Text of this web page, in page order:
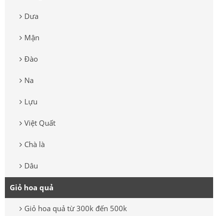
Dưa
Mận
Đào
Na
Lựu
Việt Quất
Chà là
Dâu
Giỏ hoa quả
Giỏ hoa quả từ 300k đến 500k